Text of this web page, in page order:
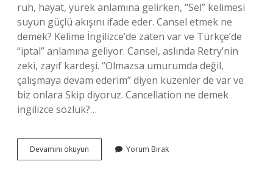
ruh, hayat, yürek anlamına gelirken, “Sel” kelimesi
suyun güçlü akışını ifade eder. Cansel etmek ne
demek? Kelime İngilizce’de zaten var ve Türkçe’de
“iptal” anlamına geliyor. Cansel, aslında Retry’nin
zeki, zayıf kardeşi. “Olmazsa umurumda değil,
çalışmaya devam ederim” diyen kuzenler de var ve
biz onlara Skip diyoruz. Cancellation ne demek
ingilizce sözlük?…
Devamını okuyun
Türkçesi
Yorum Bırak